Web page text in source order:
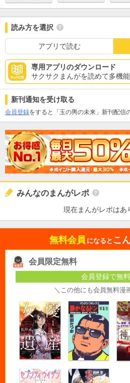
読み方を選択
アプリで読む
専用アプリのダウンロード
サクサクまんがを読めて多機能
新刊通知を受け取る
会員登録をすると「玉の輿の未来」新刊配信
みんなのまんがレポ
現在まんがレポはあ
無料会員 になると こ
会員限定無料
会員登録で無
＼この他にも会員無料漫